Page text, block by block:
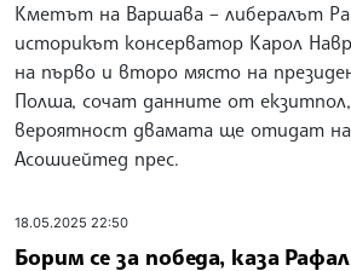
Kметът на Варшава – либералът
историкът консерватор Карол
на първо и второ място на
Полша, сочат данните от
вероятност двамата ще отидат
Асошиейтед прес.
18.05.2025 22:50
Борим се за победа, каза